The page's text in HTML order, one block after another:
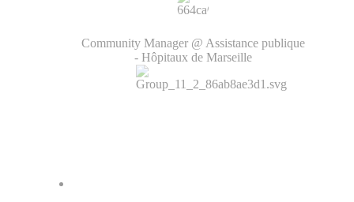
Community Manager @ Assistance publique
- Hôpitaux de Marseille